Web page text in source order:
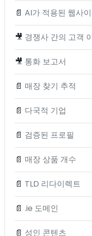
📄 AI가 적용된 웹사
🎥 경쟁사 간의 고객
🎥 통화 보고서
📄 매장 찾기 추적
📄 다국적 기업
📄 검증된 프로필
📄 매장 상품 개수
📄 TLD 리다이렉트
📄 .ie 도메인
📄 성인 콘텐츠